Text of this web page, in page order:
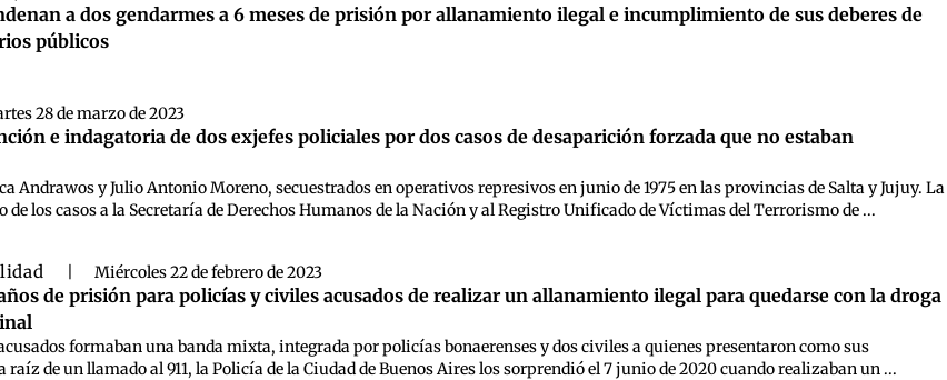
a dos gendarmes a 6 meses de prisión por allanamiento ilegal e incumplimiento de sus deberes de
públicos
28 de marzo de 2023
e indagatoria de dos exjefes policiales por dos casos de desaparición forzada que no estaban
Andrawos y Julio Antonio Moreno, secuestrados en operativos represivos en junio de 1975 en las provincias de Salta y Jujuy. La
los casos a la Secretaría de Derechos Humanos de la Nación y al Registro Unificado de Víctimas del Terrorismo de ...
Miércoles 22 de febrero de 2023
de prisión para policías y civiles acusados de realizar un allanamiento ilegal para quedarse con la droga
formaban una banda mixta, integrada por policías bonaerenses y dos civiles a quienes presentaron como sus
de un llamado al 911, la Policía de la Ciudad de Buenos Aires los sorprendió el 7 junio de 2020 cuando realizaban un ...